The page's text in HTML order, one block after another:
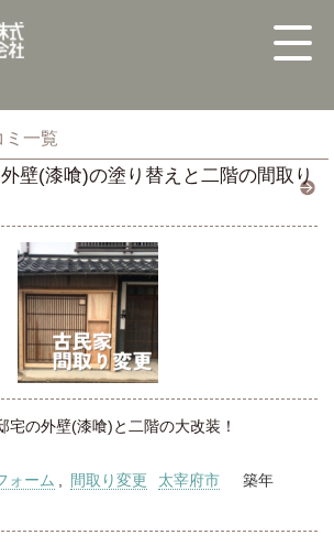
ミ一覧
壁(漆喰)の塗り替えと二階の間取り
宅の外壁(漆喰)と二階の大改装！
ォーム 間取り変更 太宰府市
築年